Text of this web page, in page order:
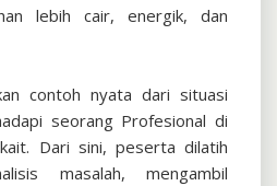
lebih cair, energik, dan
contoh nyata dari situasi
seorang Profesional di
Dari sini, peserta dilatih
masalah, mengambil